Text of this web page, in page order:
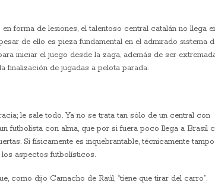
forma de lesiones, el talentoso central catalán no llega
de ello es pieza fundamental en el admirado sistema
iniciar el juego desde la zaga, además de ser
finalización de jugadas a pelota parada.
le sale todo. Ya no se trata tan sólo de un central con
futbolista con alma, que por si fuera poco llega a Brasil
Si físicamente es inquebrantable, técnicamente
aspectos futbolísticos.
como dijo Camacho de Raúl, “tiene que tirar del carro”.